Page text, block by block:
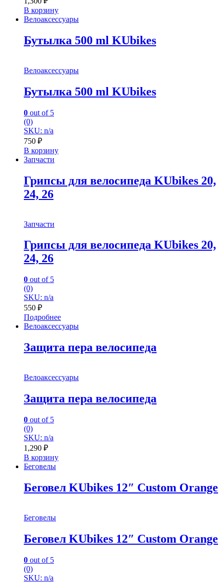
В корзину
Велоаксессуары
Бутылка 500 ml KUbikes
Велоаксессуары
Бутылка 500 ml KUbikes
0 out of 5
(0)
SKU: n/a
750 ₽
В корзину
Запчасти
Грипсы для велосипеда KUbikes 20,
24, 26
Запчасти
Грипсы для велосипеда KUbikes 20,
24, 26
0 out of 5
(0)
SKU: n/a
550 ₽
Подробнее
Велоаксессуары
Защита пера велосипеда
Велоаксессуары
Защита пера велосипеда
0 out of 5
(0)
SKU: n/a
1,290 ₽
В корзину
Беговелы
Беговел KUbikes 12″ Custom Orange
Беговелы
Беговел KUbikes 12″ Custom Orange
0 out of 5
(0)
SKU: n/a